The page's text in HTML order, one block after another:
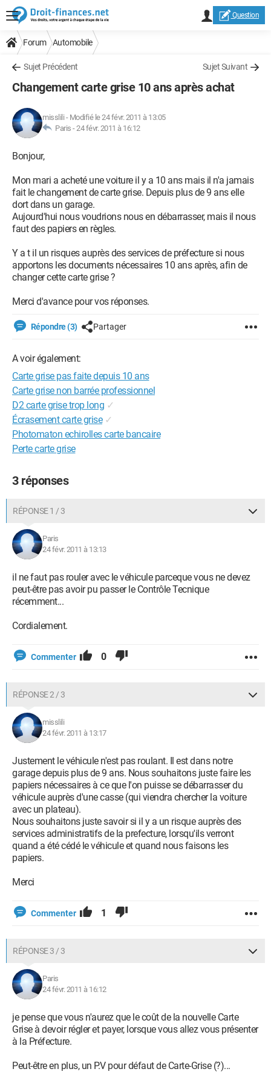
Question
Forum Automobile
Sujet Précédent Sujet Suivant
Changement carte grise 10 ans après achat
misslili - Modifié le 24 févr. 2011 à 13:05
Paris -24 févr. 2011 à 16:12
Bonjour,
Mon mari a acheté une voiture il y a 10 ans mais il n'a jamais
fait le changement de carte grise. Depuis plus de 9 ans elle
dort dans un garage.
Aujourd'hui nous voudrions nous en débarrasser, mais il nous
faut des papiers en règles.
Y a t il un risques auprès des services de préfecture si nous
apportons les documents nécessaires 10 ans après, afin de
changer cette carte grise ?
Merci d'avance pour vos réponses.
Répondre (3) Partager
A voir également:
Carte grise pas faite depuis 10 ans
Carte grise non barrée professionnel
D2 carte grise trop long ✓
Écrasement carte grise ✓
Photomaton echirolles carte bancaire
Perte carte grise
3 réponses
RÉPONSE 1 / 3
Paris
24 févr. 2011 à 13:13
il ne faut pas rouler avec le véhicule parceque vous ne devez
peut-être pas avoir pu passer le Contrôle Tecnique
récemment...
Cordialement.
Commenter 0
RÉPONSE 2 / 3
misslili
24 févr. 2011 à 13:17
Justement le véhicule n'est pas roulant. Il est dans notre
garage depuis plus de 9 ans. Nous souhaitons juste faire les
papiers nécessaires à ce que l'on puisse se débarrasser du
véhicule auprès d'une casse (qui viendra chercher la voiture
avec un plateau).
Nous souhaitons juste savoir si il y a un risque auprès des
services administratifs de la prefecture, lorsqu'ils verront
quand a été cédé le véhicule et quand nous faisons les
papiers.
Merci
Commenter 1
RÉPONSE 3 / 3
Paris
24 févr. 2011 à 16:12
je pense que vous n'aurez que le coût de la nouvelle Carte
Grise à devoir régler et payer, lorsque vous allez vous présenter
à la Préfecture.
Peut-être en plus, un P.V pour défaut de Carte-Grise (?)...